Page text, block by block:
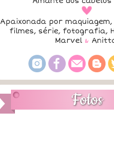
a
Apaixonada por maquiagem,
filmes, série, fotografia,
Marvel &
Fotos